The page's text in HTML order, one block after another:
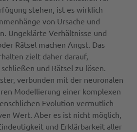
stehen, ist es wirklich
von Ursache und
Ungeklärte Verhältnisse und
Rätsel machen Angst. Das
zielt daher darauf,
und Rätsel zu lösen.
verbunden mit der neuronalen
Modellierung einer komplexen
Evolution vermutlich
Wert. Aber es ist nicht möglich,
und Erklärbarkeit aller